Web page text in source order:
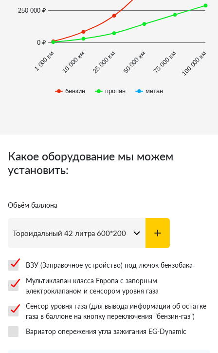
бензин пропан метан
1 000 км 10 000 км 25 000 км 50 000 км 75 000 км 100 000 км
0 ₽
250 000 ₽
Какое оборудование мы можем
установить:
Объём баллона
ВЗУ (Заправочное устройство) под лючок бензобака
Мультиклапан класса Европа с запорным
электроклапаном и сенсором уровня газа
Сенсор уровня газа (для вывода информации об остатке
газа в баллоне на кнопку переключения "бензин-газ")
Вариатор опережения угла зажигания EG-Dynamic